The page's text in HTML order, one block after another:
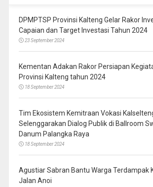
DPMPTSP Provinsi Kalteng Gelar Rakor
Capaian dan Target Investasi Tahun 2024
23 September 2024
Kementan Adakan Rakor Persiapan
Provinsi Kalteng tahun 2024
18 September 2024
Tim Ekosistem Kemitraan Vokasi
Selenggarakan Dialog Publik di Ballroom
Danum Palangka Raya
18 September 2024
Agustiar Sabran Bantu Warga Terdampak
Jalan Anoi